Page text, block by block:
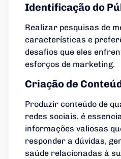
Identificação do
Realizar pesquisas de
características e
desafios que eles
esforços de marketing.
Criação de
Produzir conteúdo de
redes sociais, é
informações valiosas
responder a dúvidas,
saúde relacionadas à